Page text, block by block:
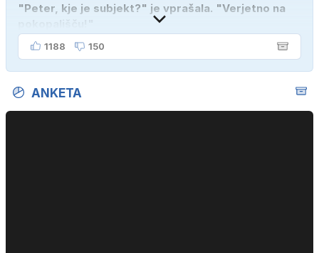
"Peter, kje je subjekt?" je vprašala. "Verjetno na
1188 150
ANKETA